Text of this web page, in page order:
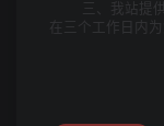
三、我站提
在三个工作日内为